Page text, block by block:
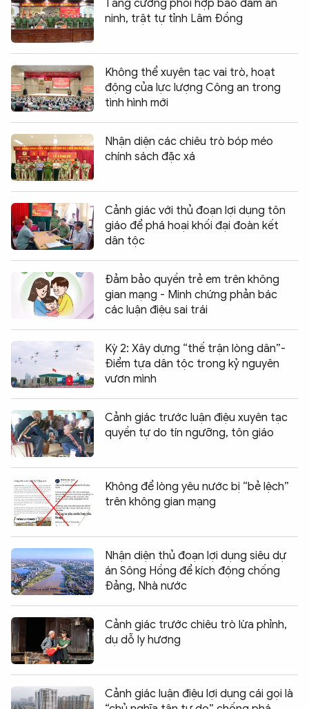
Tăng cường phối hợp bảo đảm an
ninh, trật tự tỉnh Lâm Đồng
Không thể xuyên tạc vai trò, hoạt
động của lực lượng Công an trong
tình hình mới
Nhận diện các chiêu trò bóp méo
chính sách đặc xá
Cảnh giác với thủ đoạn lợi dụng tôn
giáo để phá hoại khối đại đoàn kết
dân tộc
Đảm bảo quyền trẻ em trên không
gian mạng - Minh chứng phản bác
các luận điệu sai trái
Kỳ 2: Xây dựng “thế trận lòng dân”-
Điểm tựa dân tộc trong kỷ nguyên
vươn mình
Cảnh giác trước luận điệu xuyên tạc
quyền tự do tín ngưỡng, tôn giáo
Không để lòng yêu nước bị “bẻ lệch”
trên không gian mạng
Nhận diện thủ đoạn lợi dụng siêu dự
án Sông Hồng để kích động chống
Đảng, Nhà nước
Cảnh giác trước chiêu trò lừa phỉnh,
dụ dỗ ly hương
Cảnh giác luận điệu lợi dụng cái gọi là